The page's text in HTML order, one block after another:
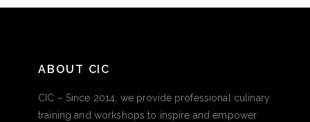
ABOUT CIC
CIC – Since 2014, we provide professional culinary
training and workshops to inspire and empower